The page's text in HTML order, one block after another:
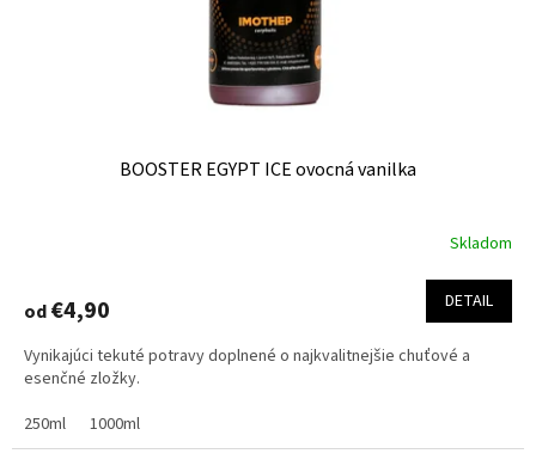
BOOSTER EGYPT ICE ovocná vanilka
je
z
5
Skladom
od€4,90 DETAIL
Vynikajúci tekuté potravy doplnené o najkvalitnejšie chuťové a
esenčné zložky.
250ml
1000ml